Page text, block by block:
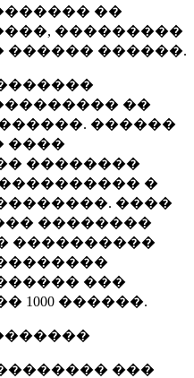
��
���������
������ ������.
��
������
����
��������
�
����
��������
����������
���
1000 ������.
���